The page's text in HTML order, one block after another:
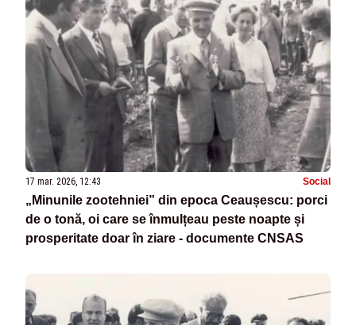
17 mar. 2026, 12:43 Social
„Minunile zootehniei” din epoca Ceaușescu: porci
de o tonă, oi care se înmulțeau peste noapte și
prosperitate doar în ziare - documente CNSAS